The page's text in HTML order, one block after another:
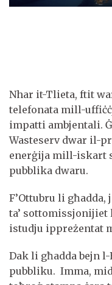
Nhar it-Tlieta, ftit
telefonata mill-
impatti ambjentali.
Wasteserv dwar il-
enerġija mill-iskart
pubblika dwaru.
F’Ottubru li
ta’ sottomissjonijiet
istudju ippreżentat
Dak li għadda bejn l-
pubbliku. Imma,